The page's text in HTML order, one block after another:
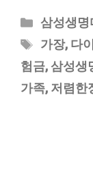
카
테
고
리
삼성생명
태
그
가장, 다
험금,삼성생
가족, 저렴한